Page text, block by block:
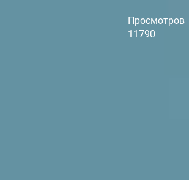
Просмотров
11790